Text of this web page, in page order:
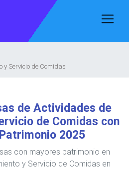
y Servicio de Comidas
de Actividades de
de Comidas con
2025
con mayores patrimonio en
y Servicio de Comidas en